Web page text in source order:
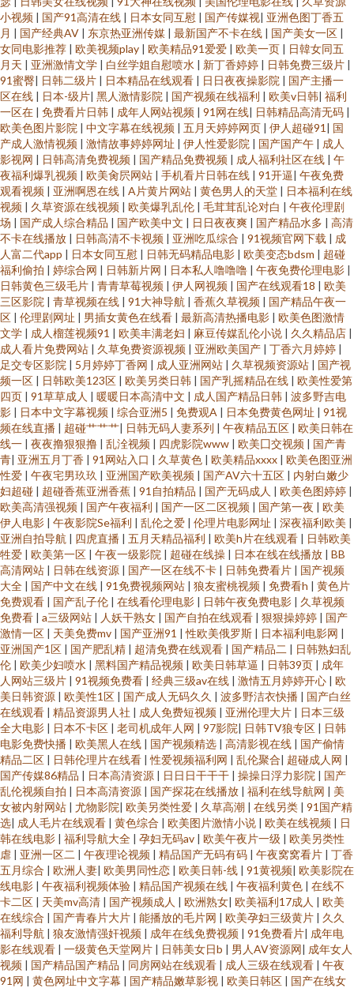
小视频 | 国产91高清在线 | 日本女同互慰 | 国产传媒视| 亚洲色图丁香五
月 | 国产经典AV | 东京热亚洲传媒 | 最新国产不卡在线 | 国产美女一区 |
女同电影推荐 | 欧美视频play | 欧美精品91爱爱 | 欧美一页 | 日韓女同五
月天 | 亚洲激情文学 | 白丝学姐自慰喷水 | 新丁香婷婷 | 日韩免费三级片 |
91蜜臀| 日韩二级片 | 日本精品在线观看 | 日日夜夜操影院 | 国产主播一
区在线 | 日本-级片| 黑人激情影院 | 国产视频在线福利 | 欧美v日韩| 福利
一区在 | 免费看片日韩 | 成年人网站视频 | 91网在线| 日韩精品高清无码 |
欧美色图片影院 | 中文字幕在线视频 | 五月天婷婷网页 | 伊人超碰91 | 国
产成人激情视频 | 激情故事婷婷网址 | 伊人性爱影院 | 国产国产午 | 成人
影视网 | 日韩高清免费视频 | 国产精品免费视频 | 成人福利社区在线 | 午
夜福利爆乳视频 | 欧美肏屄网站 | 手机看片日韩在线 | 91开逼| 午夜免费
观看视频 | 亚洲啊恩在线 | A片黄片网站 | 黄色男人的天堂 | 日本福利在线
视频 | 久草资源在线视频 | 欧美爆乳乱伦 | 毛茸茸乱论对白 | 午夜伦理剧
场 | 国产成人综合精品 | 国产欧美中文 | 日日夜夜爽 | 国产精品水多 | 高清
不卡在线播放 | 日韩高清不卡视频 | 亚洲吃瓜综合 | 91视频官网下载 | 成
人富二代app | 日本女同互慰 | 日韩无码精品电影 | 欧美变态bdsm | 超碰
福利偷拍 | 婷综合网 | 日韩新片网 | 日本私人噜噜噜 | 午夜免费伦理电影 |
日韩黄色三级毛片 | 青青草莓视频 | 伊人网视频 | 国产在线观看18 | 欧美
三区影院 | 青草视频在线 | 91大神导航 | 香蕉久草视频 | 国产精品午夜一
区 | 伦理剧网址 | 男插女黄色在线看 | 最新高清热播电影 | 欧美色图激情
文学 | 成人榴莲视频91 | 欧美丰满老妇 | 麻豆传媒乱伦小说 | 久久精品店 |
成人看片免费网站 | 久草免费资源视频 | 亚洲欧美国产 | 丁香六月婷婷 |
足交专区影院 | 5月婷婷丁香网 | 成人亚洲网站 | 久草视频资源站 | 国产视
频一区 | 日韩欧美123区 | 欧美另类日韩 | 国产乳摇精品在线 | 欧美性爱第
四页 | 91草草成人 | 暖暖日本高清中文 | 成人国产精品日韩 | 波多野吉电
影 | 日本中文字幕视频 | 综合亚洲5 | 免费观A | 日本免费黄色网址 | 91视
频在线直播 | 超碰艹艹艹| 日韩无码人妻系列 | 午夜精品五区 | 欧美日韩在
线一 | 夜夜撸狠狠撸 | 乱洤视频 | 四虎影院www | 欧美囗交视频 | 国产青
青| 亚洲五月丁香 | 91网站入口 | 久草黄色 | 欧美精品xxxx | 欧美色图亚洲
性爱 | 午夜宅男玖玖 | 亚洲国产欧美视频 | 国产AV六十五区 | 内射白嫩少
妇超碰 | 超碰香蕉亚洲香蕉 | 91自拍精品 | 国产无码成人 | 欧美色图婷婷 |
欧美高清强视频 | 国产午夜福利 | 国产一区二区视频 | 国产第一夜 | 欧美
伊人电影 | 午夜影院Se福利 | 乱伦之爱 | 伦理片电影网址 | 深夜福利欧美 |
亚洲自拍导航 | 四虎直播 | 五月天精品福利 | 欧美h片在线观看 | 日韩欧美
牲爱 | 欧美第一区 | 午夜一级影院 | 超碰在线操 | 日本在线在线播放 | BB
高清网站 | 日韩在线资源 | 国产一区在线不卡 | 日韩免费看片 | 国产视频
大全 | 国产中文在线 | 91免费视频网站 | 狼友蜜桃视频 | 免费看h | 黄色片
免费观看 | 国产乱子伦 | 在线看伦理电影 | 日韩午夜免费电影 | 久草视频
免费看 | a三级网站 | 人妖干熟女 | 国产自拍在线观看 | 狠狠操婷婷 | 国产
激情一区 | 天美免费mv | 国产亚洲91 |性欧美俄罗斯 | 日本福利电影网 |
亚洲国产1区 | 国产肥乱精 | 超清免费在线观看 | 国产精品二 | 日韩熟妇乱
伦 | 欧美少妇喷水 | 黑料国产精品视频 | 欧美日韩草逼 | 日韩39页 | 成年
人网站三级片 | 91视频免费看 | 经典三级av在线 | 激情五月婷婷开心 | 欧
美日韩资源 | 欧美性1区 | 国产成人无码久久 | 波多野洁衣快播 | 国产白丝
在线观看 | 精品资源男人社 | 成人免费短视频 | 亚洲伦理大片 | 日本三级
全大电影 | 日本不卡区 | 老司机成年人网 | 97影院| 日韩TV狼专区 | 日韩
电影免费快播 | 欧美黑人在线 | 国产视频精选 | 高清影视在线 | 国产偷情
精品二区 | 日韩伦理片在线看 |性爱视频福利网 | 乱伦聚合| 超碰成人网 |
国产传媒86精品 | 日本高清资源 | 日日日干干干 | 操操日浮力影院 | 国产
乱伦视频自拍 | 日本高清资源 | 国产探花在线播放 | 福利在线导航网 | 美
女被内射网站 | 尤物影院| 欧美另类性爱 | 久草高潮 | 在线另类 | 91国产精
选| 成人毛片在线观看 | 黄色综合 | 欧美图片激情小说 | 欧美在线视频 | 日
韩在线电影 | 福利导航大全 | 孕妇无码av | 欧美午夜片一级 | 欧美另类性
虐 | 亚洲一区二 | 午夜理论视频 | 精品国产无码有码 | 午夜窝窝看片 | 丁香
五月综合 | 欧洲人妻| 欧美男同性恋 | 欧美日韩-线 | 91黄视频| 欧美影院在
线电影 | 午夜福利视频体验 | 精品国产视频在线 | 午夜福利黄色 | 在线不
卡二区 | 天美mv高清 | 国产视频成人 | 欧洲熟女| 欧美福利17成人 | 欧美
在线综合 | 国产青春片大片 | 能播放的毛片网 | 欧美孕妇三级黄片 | 久久
福利导航 | 狼友激情强奸视频 | 成年在线免费视频 | 91免费看片| 成年电
影在线观看 | 一级黄色天堂网片 | 日韩美女日b | 男人AV资源网| 成年女人
视频 | 国产精品国产精品 | 同房网站在线观看 | 成人三级在线观看 | 午夜
91网 | 黄色网址中文字幕 | 国产精品嫩草影视 | 欧美日韩区 | 国产在线女